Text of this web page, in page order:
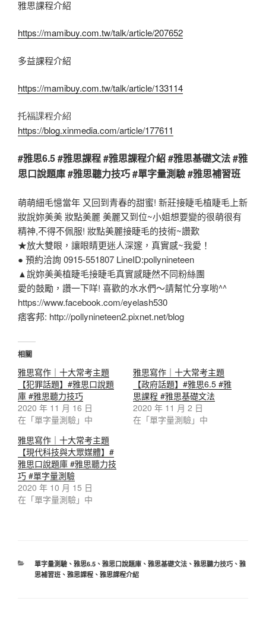
雅思課程介紹
https://mamibuy.com.tw/talk/article/207652
多益課程介紹
https://mamibuy.com.tw/talk/article/133114
托福課程介紹
https://blog.xinmedia.com/article/177611
#雅思6.5 #雅思課程 #雅思課程介紹 #雅思基礎文法 #雅
思口說題庫 #雅思聽力技巧 #單字量測驗 #雅思補習班
萌萌細毛憶當年 又回到青春的甜蜜! 新莊接睫毛植睫毛上新
妝說妳美美 妝點美麗 美麗又到位~小姐想要變的很萌很有
精神,不得不佩服! 妝點美麗接睫毛的技術~讚歎
★放大雙眼，讓眼睛更迷人深邃，真實感~我愛！
● 預約洽詢 0915-551807 LineID:pollynineteen
▲說妳美美植睫毛接睫毛真實感睫然不同粉絲團
愛的鼓勵，讚一下咩! 喜歡的水水們～請幫忙分享喲^^
https://www.facebook.com/eyelash530
痞客邦: http://pollynineteen2.pixnet.net/blog
相關
雅思寫作｜十大常考主題
【犯罪話題】#雅思口說題
庫 #雅思聽力技巧
2020 年 11 月 16 日
在「單字量測驗」中
雅思寫作｜十大常考主題
【政府話題】#雅思6.5 #雅
思課程 #雅思基礎文法
2020 年 11 月 2 日
在「單字量測驗」中
雅思寫作｜十大常考主題
【現代科技與大眾媒體】#
雅思口說題庫 #雅思聽力技
巧 #單字量測驗
2020 年 10 月 15 日
在「單字量測驗」中
分
類
單字量測驗、 雅思6.5、 雅思口說題庫、 雅思基礎文法、 雅思聽力技巧、 雅
思補習班、 雅思課程、 雅思課程介紹